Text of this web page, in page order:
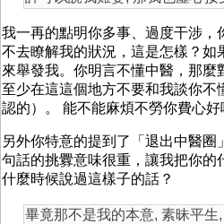
我一再的點明你多事、過度干涉，
不去瞭解我的狀況，這是怎樣？如
來舉發我。你明言不懂中醫，那麼
至少在這這個地方不要和我談你不
認的）。 能不能麻煩不勞你費心好
另外你特意的提到了「退出中醫圈
句話的挑釁意味很重，讓我把你的
什麼時候說過這樣子的話？
畢竟那不是我的本意, 素昧平生